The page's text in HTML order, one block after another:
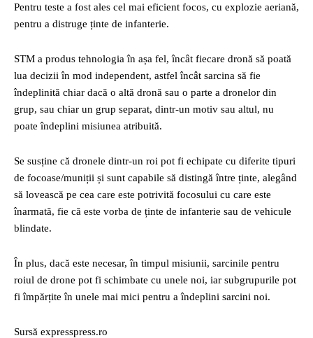
Pentru teste a fost ales cel mai eficient focos, cu explozie aeriană,
pentru a distruge ținte de infanterie.
STM a produs tehnologia în așa fel, încât fiecare dronă să poată
lua decizii în mod independent, astfel încât sarcina să fie
îndeplinită chiar dacă o altă dronă sau o parte a dronelor din
grup, sau chiar un grup separat, dintr-un motiv sau altul, nu
poate îndeplini misiunea atribuită.
Se susține că dronele dintr-un roi pot fi echipate cu diferite tipuri
de focoase/muniții și sunt capabile să distingă între ținte, alegând
să lovească pe cea care este potrivită focosului cu care este
înarmată, fie că este vorba de ținte de infanterie sau de vehicule
blindate.
În plus, dacă este necesar, în timpul misiunii, sarcinile pentru
roiul de drone pot fi schimbate cu unele noi, iar subgrupurile pot
fi împărțite în unele mai mici pentru a îndeplini sarcini noi.
Sursă expresspress.ro